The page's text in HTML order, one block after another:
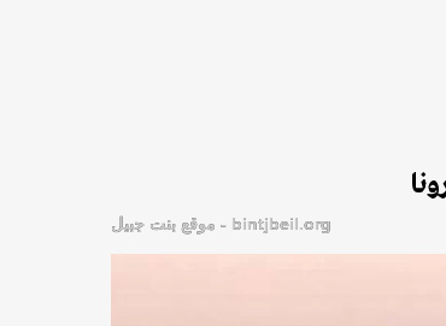
bintjbeil.org - موقع بنت جبيل